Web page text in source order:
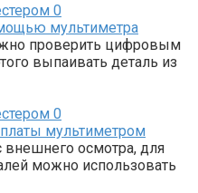
0
мультиметра
проверить цифровым
выпаивать деталь из
0
мультиметром
внешнего осмотра, для
можно использовать